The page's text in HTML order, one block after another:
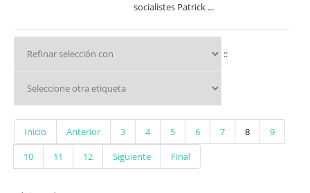
socialistes Patrick ...
::
Inicio Anterior 3 4 5 6 7 8
9
10
11 12 Siguiente Final